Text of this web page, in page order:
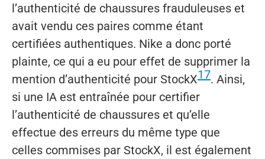
l’authenticité de chaussures frauduleuses et
avait vendu ces paires comme étant
certifiées authentiques. Nike a donc porté
plainte, ce qui a eu pour effet de supprimer la
mention d’authenticité pour StockX17. Ainsi,
si une IA est entraînée pour certifier
l’authenticité de chaussures et qu’elle
effectue des erreurs du même type que
celles commises par StockX, il est également